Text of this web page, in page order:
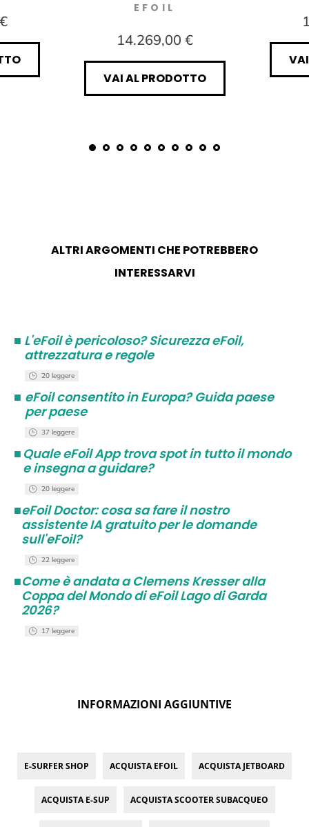
EFOIL
14.269,00 €
VAI AL PRODOTTO
ALTRI ARGOMENTI CHE POTREBBERO
INTERESSARVI
■ L'eFoil è pericoloso? Sicurezza eFoil,
attrezzatura e regole
20 leggere
■ eFoil consentito in Europa? Guida paese
per paese
37 leggere
■ Quale eFoil App trova spot in tutto il mondo
e insegna a guidare?
20 leggere
■eFoil Doctor: cosa sa fare il nostro
assistente IA gratuito per le domande
sull'eFoil?
22 leggere
■Come è andata a Clemens Kresser alla
Coppa del Mondo di eFoil Lago di Garda
2026?
17 leggere
INFORMAZIONI AGGIUNTIVE
E-SURFER SHOP ACQUISTA EFOIL ACQUISTA JETBOARD
ACQUISTA E-SUP ACQUISTA SCOOTER SUBACQUEO